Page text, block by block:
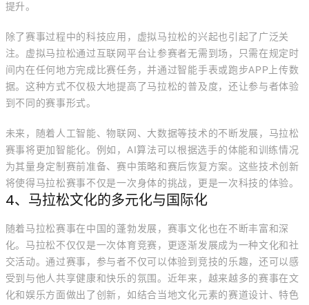
提升。
除了赛事过程中的科技应用，虚拟马拉松的兴起也引起了广泛关
注。虚拟马拉松通过互联网平台让参赛者无需到场，只需在规定时
间内在任何地方完成比赛任务，并通过智能手表或跑步APP上传数
据。这种方式不仅极大地提高了马拉松的普及度，还让参与者体验
到不同的赛事形式。
未来，随着人工智能、物联网、大数据等技术的不断发展，马拉松
赛事将更加智能化。例如，AI算法可以根据选手的体能和训练情况
为其量身定制赛前准备、赛中策略和赛后恢复方案。这些技术创新
将使得马拉松赛事不仅是一次身体的挑战，更是一次科技的体验。
4、马拉松文化的多元化与国际化
随着马拉松赛事在中国的蓬勃发展，赛事文化也在不断丰富和深
化。马拉松不仅仅是一次体育竞赛，更逐渐发展成为一种文化和社
交活动。通过赛事，参与者不仅可以体验到竞技的乐趣，还可以感
受到与他人共享健康和快乐的氛围。近年来，越来越多的赛事在文
化和娱乐方面做出了创新，如结合当地文化元素的赛道设计、特色